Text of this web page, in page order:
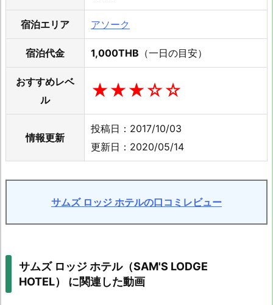
宿泊エリア アソーク
宿泊代金 1,000THB （一日の目安）
おすすめレベ
ル
★★★☆☆
情報更新
投稿日：2017/10/03
更新日：2020/05/14
サムズ ロッジ ホテルの口コミレビュー
サムズ ロッジ ホテル（SAM'S LODGE
HOTEL） に関連した動画